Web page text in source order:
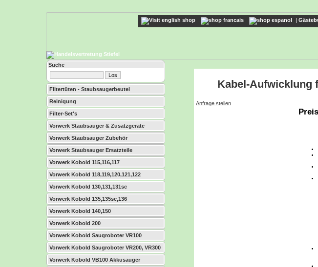
|
Suche
Filtertüten - Staubsaugerbeutel
Reinigung
Filter-Set's
Vorwerk Staubsauger & Zusatzgeräte
Vorwerk Staubsauger Zubehör
Vorwerk Staubsauger Ersatzteile
Vorwerk Kobold 115,116,117
Vorwerk Kobold 118,119,120,121,122
Vorwerk Kobold 130,131,131sc
Vorwerk Kobold 135,135sc,136
Vorwerk Kobold 140,150
Vorwerk Kobold 200
Vorwerk Kobold Saugroboter VR100
Vorwerk Kobold Saugroboter VR200, VR300
Vorwerk Kobold VB100 Akkusauger
Kabel-Aufwicklung
Anfrage stellen